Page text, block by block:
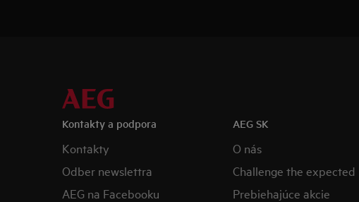
Kontakty a podpora
Kontakty
Odber newslettra
AEG na Facebooku
AEG SK
O nás
Challenge the expected
Prebiehajúce akcie